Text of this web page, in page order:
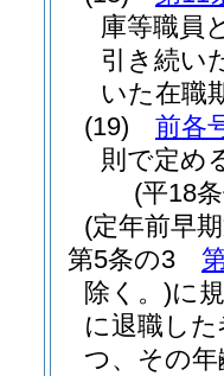
庫等職員
引き続い
いた在職
(19)
前各
則で定め
(平18
(定年前早
第5条の3
除く。)に
に退職し
つ、その